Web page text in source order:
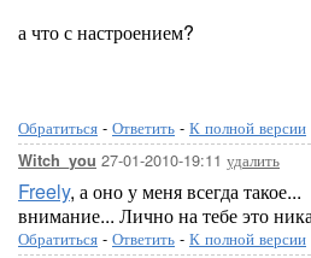
а что с настроением?
Обратиться - Ответить - К полной версии
Witch_you 27-01-2010-19:11 удалить
Freely, а оно у меня всегда такое...
внимание... Лично на тебе это
Обратиться - Ответить - К полной версии